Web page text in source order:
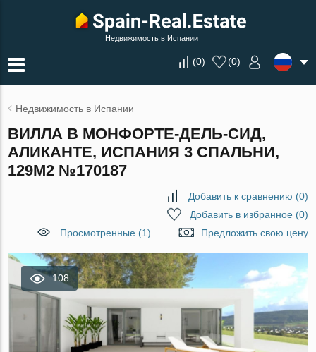
Недвижимость в Испании
(0) (0)
Недвижимость в Испании
ВИЛЛА В МОНФОРТЕ-ДЕЛЬ-СИД,
АЛИКАНТЕ, ИСПАНИЯ 3 СПАЛЬНИ,
129М2 №170187
Добавить к сравнению (0)
Добавить в избранное(0)
Просмотренные (1)
Предложить свою цену
108